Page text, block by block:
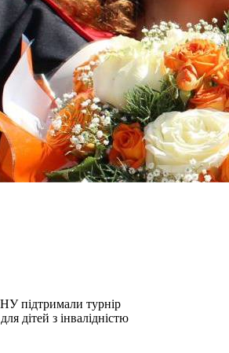
підтримали турнір
дітей з інвалідністю